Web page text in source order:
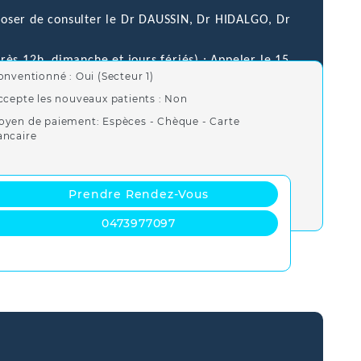
de consulter le Dr DAUSSIN, Dr HIDALGO, Dr
12h, dimanche et jours fériés) : Appeler le 15
ou les Urgences.
: Oui (Secteur 1)
les nouveaux patients : Non
de paiement: Espèces - Chèque - Carte
Prendre Rendez-Vous
0473977097